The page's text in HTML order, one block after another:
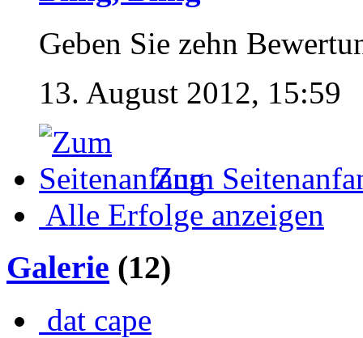
Geben Sie zehn
13. August 2012, 15:59
Zum
Alle Erfolge anzeigen
Galerie (12)
dat cape